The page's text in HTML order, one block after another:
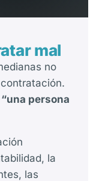
mal
no
“una persona
la
las